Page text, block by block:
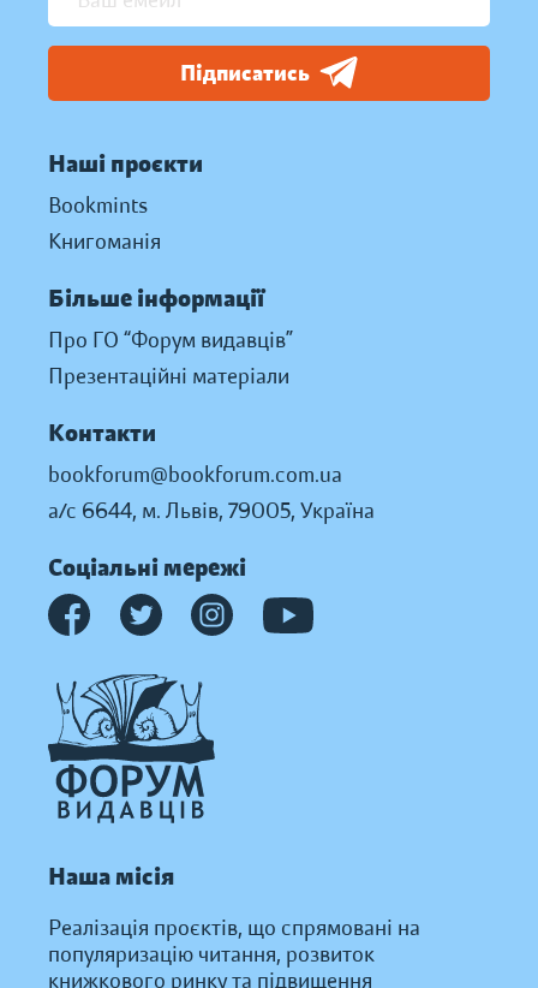
Підписатись
Наші проєкти
Bookmints
Книгоманія
Більше інформації
Про ГО “Форум видавців”
Презентаційні матеріали
Контакти
bookforum@bookforum.com.ua
а/с 6644, м. Львів, 79005, Україна
Соціальні мережі
Наша місія
Реалізація проєктів, що спрямовані на
популяризацію читання, розвиток
книжкового ринку та підвищення